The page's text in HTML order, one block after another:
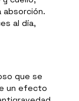
absorción.
al día,
que se
un efecto